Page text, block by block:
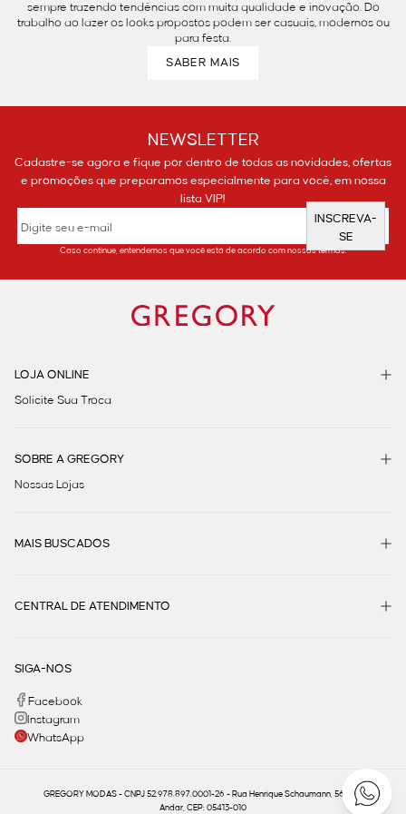
sempre trazendo tendências com muita qualidade e inovação. Do
trabalho ao lazer os looks propostos podem ser casuais, modernos ou
para festa.
SABER MAIS
NEWSLETTER
Cadastre-se agora e fique por dentro de todas as novidades, ofertas
e promoções que preparamos especialmente para você, em nossa
lista VIP!
INSCREVA-
SE
Caso continue, entendemos que você está de acordo com nossos termos.
LOJA ONLINE
Solicite Sua Troca
SOBRE A GREGORY
Nossas Lojas
MAIS BUSCADOS
CENTRAL DE ATENDIMENTO
SIGA-NOS
Facebook
Instagram
WhatsApp
GREGORY MODAS - CNPJ 52.978.897.0001-26 - Rua Henrique Schaumann, 566 - 1º
Andar, CEP: 05413-010